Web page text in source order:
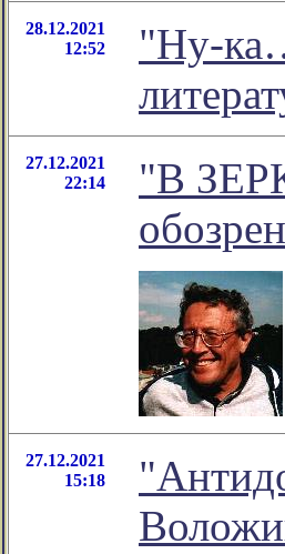
28.12.2021
12:52
"Ну-
27.12.2021
22:14
"В
27.12.2021
15:18